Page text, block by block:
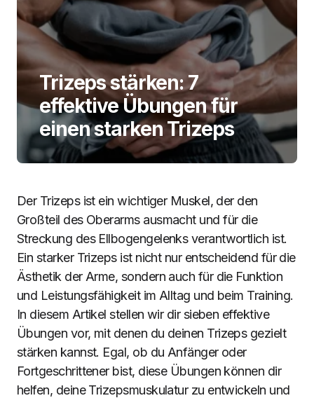
Trizeps stärken: 7
effektive Übungen für
einen starken Trizeps
Der Trizeps ist ein wichtiger Muskel, der den
Großteil des Oberarms ausmacht und für die
Streckung des Ellbogengelenks verantwortlich ist.
Ein starker Trizeps ist nicht nur entscheidend für die
Ästhetik der Arme, sondern auch für die Funktion
und Leistungsfähigkeit im Alltag und beim Training.
In diesem Artikel stellen wir dir sieben effektive
Übungen vor, mit denen du deinen Trizeps gezielt
stärken kannst. Egal, ob du Anfänger oder
Fortgeschrittener bist, diese Übungen können dir
helfen, deine Trizepsmuskulatur zu entwickeln und